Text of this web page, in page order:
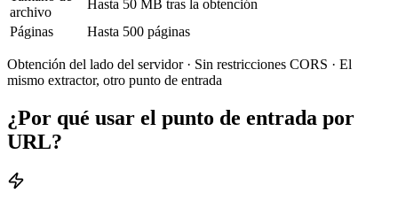
archivo
Hasta 50 MB tras la obtención
Páginas
Hasta 500 páginas
Obtención del lado del servidor · Sin restricciones CORS · El
mismo extractor, otro punto de entrada
¿Por qué usar el punto de entrada por
URL?